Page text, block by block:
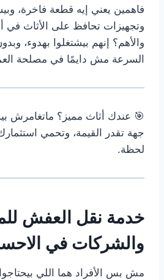
فاهمين يعني إيه قطعة فاخرة،
وتجهيزات تحافظ على الأثاث في
والأهم؟ إنهم بيشتغلوا بهدوء،
السرعة مش دايمًا في مصلحة
🎯 عندك أثاث مميز؟ ماتغامرش
جهة تقدر القيمة، وتحمي
لحظة.
خدمة نقل العفش
والشركات في
مش بس الأفراد هما اللي